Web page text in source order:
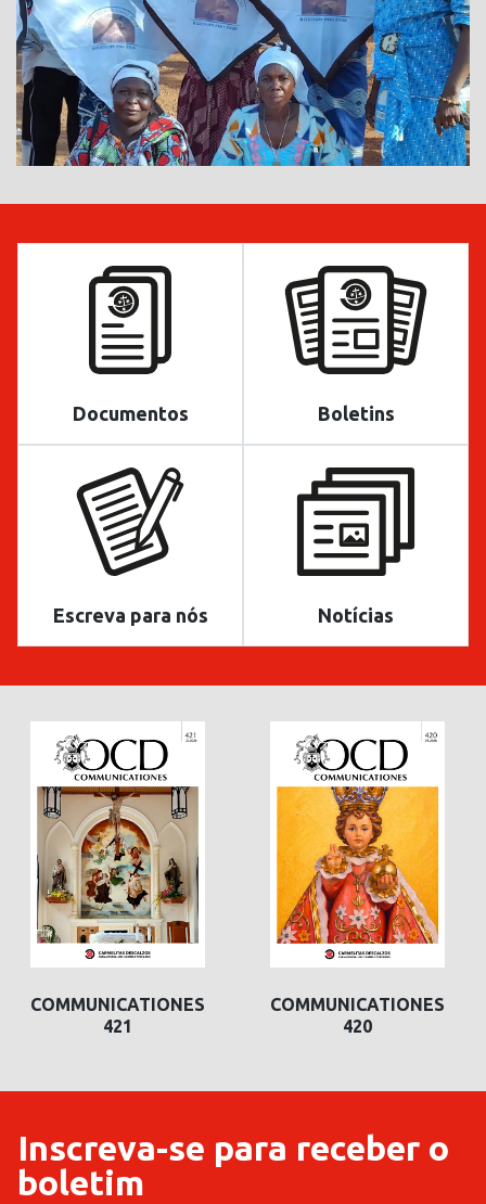
Documentos Boletins
Escreva para nós Notícias
COMMUNICATIONES
421
COMMUNICATIONES
420
Inscreva-se para receber o
boletim